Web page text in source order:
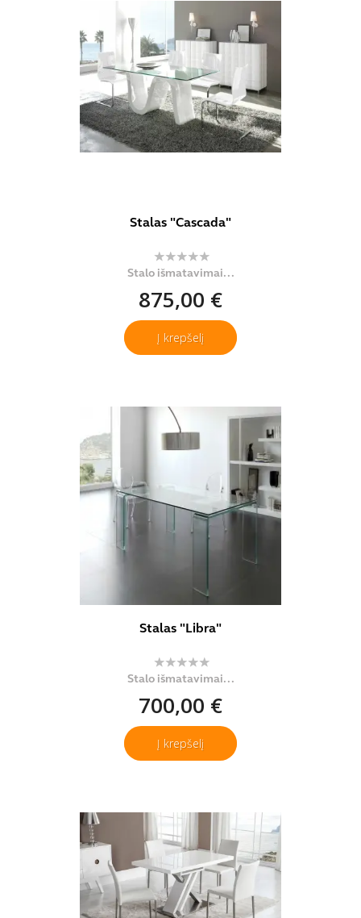
Stalas "Cascada"
Stalo išmatavimai...
875,00 €
Į krepšelį
Stalas "Libra"
Stalo išmatavimai...
700,00 €
Į krepšelį